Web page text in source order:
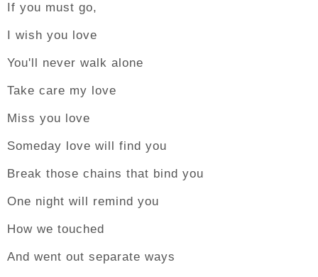
If you must go,
I wish you love
You'll never walk alone
Take care my love
Miss you love
Someday love will find you
Break those chains that bind you
One night will remind you
How we touched
And went out separate ways